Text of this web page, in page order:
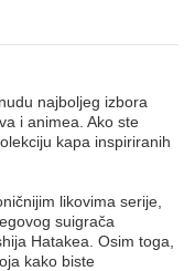
najboljeg izbora
i animea. Ako ste
kapa inspiriranih
likovima serije,
suigrača
Hatakea. Osim toga,
kako biste